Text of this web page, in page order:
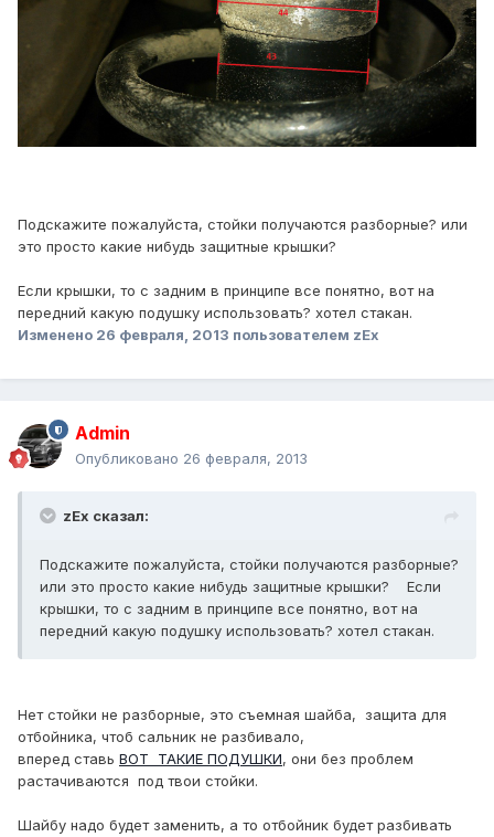
Подскажите пожалуйста, стойки получаются разборные? или
это просто какие нибудь защитные крышки?
Если крышки, то с задним в принципе все понятно, вот на
передний какую подушку использовать? хотел стакан.
Изменено 26 февраля, 2013 пользователем zEx
Admin
Опубликовано 26 февраля, 2013
zEx сказал:
Подскажите пожалуйста, стойки получаются разборные?
или это просто какие нибудь защитные крышки? Если
крышки, то с задним в принципе все понятно, вот на
передний какую подушку использовать? хотел стакан.
Нет стойки не разборные, это съемная шайба, защита для
отбойника, чтоб сальник не разбивало,
вперед ставь ВОТ ТАКИЕ ПОДУШКИ, они без проблем
растачиваются под твои стойки.
Шайбу надо будет заменить, а то отбойник будет разбивать